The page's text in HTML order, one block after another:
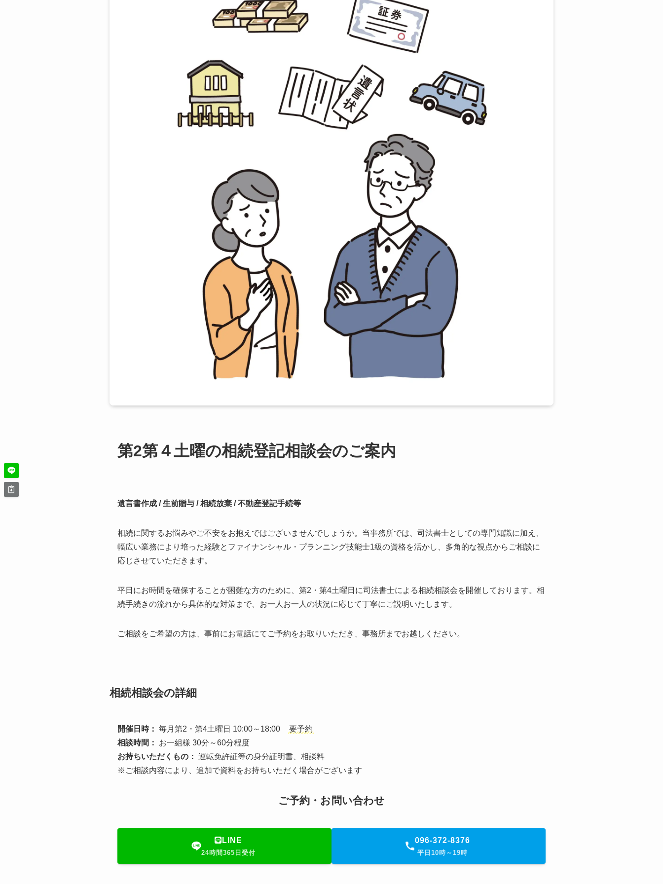
第2第４土曜の相続登記相談会のご案内
遺言書作成 / 生前贈与 / 相続放棄 / 不動産登記手続等
相続に関するお悩みやご不安をお抱えではございませんでしょうか。当事務所では、司法書士としての専門知識に加え、
幅広い業務により培った経験とファイナンシャル・プランニング技能士1級の資格を活かし、多角的な視点からご相談に
応じさせていただきます。
平日にお時間を確保することが困難な方のために、第2・第4土曜日に司法書士による相続相談会を開催しております。相
続手続きの流れから具体的な対策まで、お一人お一人の状況に応じて丁寧にご説明いたします。
ご相談をご希望の方は、事前にお電話にてご予約をお取りいただき、事務所までお越しください。
相続相談会の詳細
開催日時： 毎月第2・第4土曜日 10:00～18:00
要予約
相談時間：
お一組様 30分～60分程度
お持ちいただくもの： 運転免許証等の身分証明書、相談料
※ご相談内容により、追加で資料をお持ちいただく場合がございます
ご予約・お問い合わせ
LINE
24時間365日受付
096-372-8376
平日10時～19時